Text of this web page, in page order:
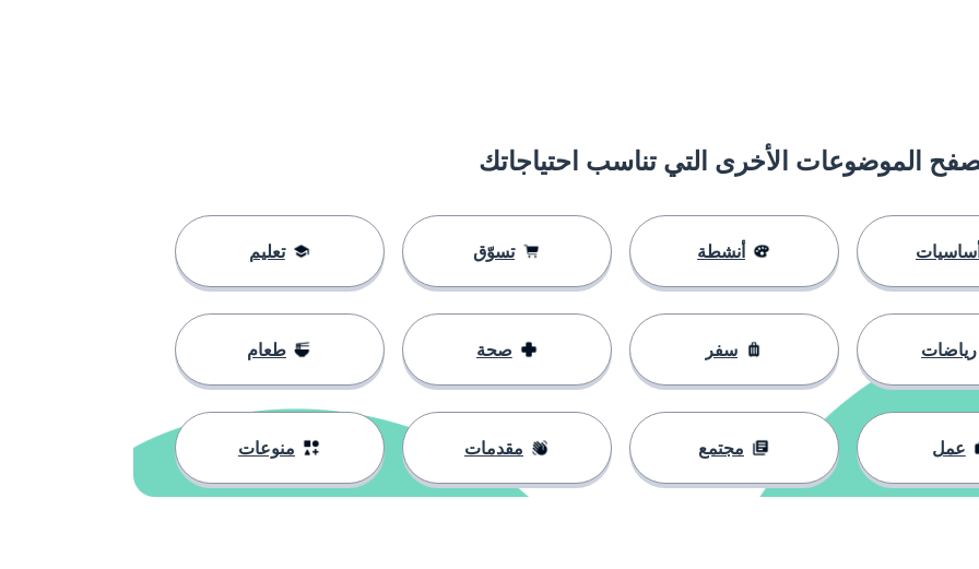
الموضوعات الأخرى التي تناسب احتياجاتك
أنشطة تسوّق تعليم
رياضات سفر صحة طعام
عمل مجتمع مقدمات منوعات